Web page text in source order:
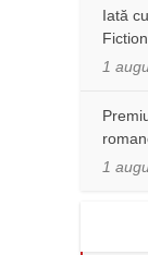
Iată
1
1